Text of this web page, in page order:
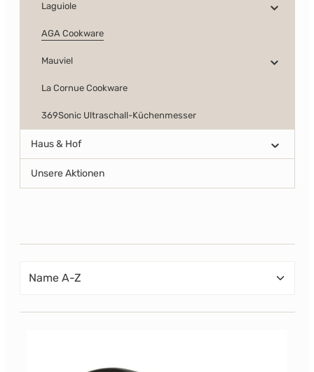
Laguiole
AGA Cookware
Mauviel
La Cornue Cookware
369Sonic Ultraschall-Küchenmesser
Haus & Hof
Unsere Aktionen